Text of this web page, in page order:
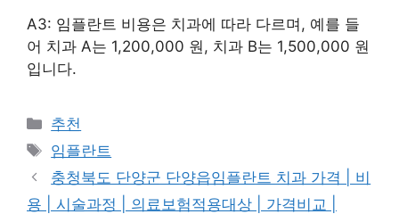
A3: 임플란트 비용은 치과에 따라 다르며, 예를 들
어 치과 A는 1,200,000 원, 치과 B는 1,500,000 원
입니다.
카
테
고
리
추천
태
그
임플란트
충청북도 단양군 단양읍임플란트 치과 가격 | 비
용 | 시술과정 | 의료보험적용대상 | 가격비교 |